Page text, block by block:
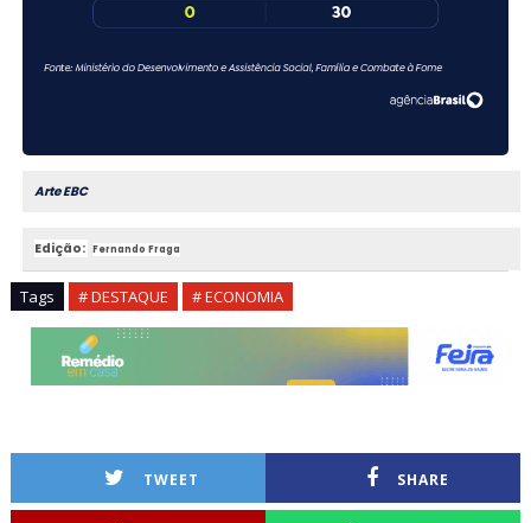
Arte EBC
Edição: Fernando Fraga
Tags # DESTAQUE # ECONOMIA
TWEET SHARE